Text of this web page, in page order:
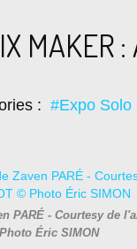
MAKER
: #Expo Solo
PARÉ - Courtesy de
Éric SIMON